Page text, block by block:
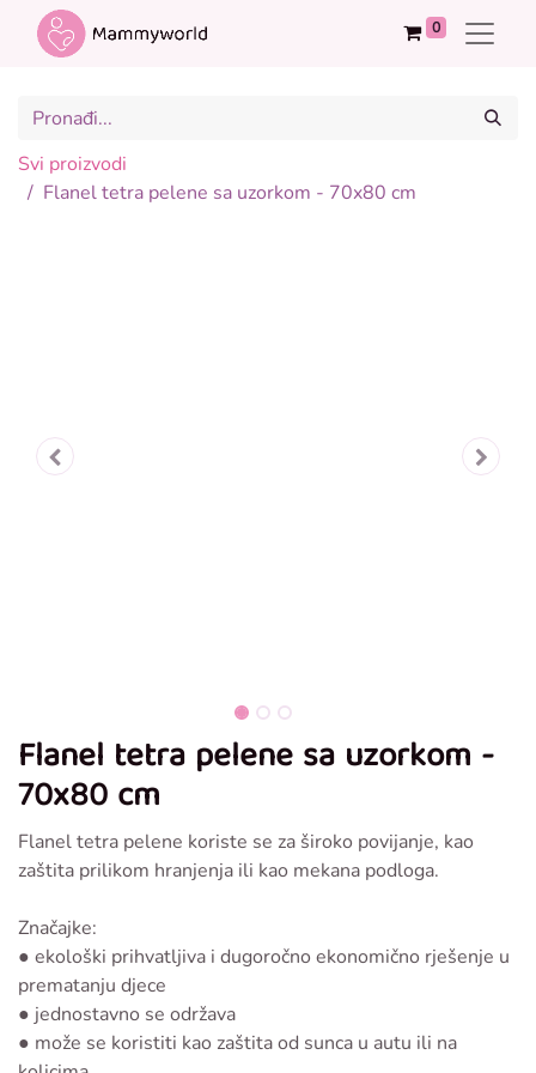
0
Svi proizvodi
Flanel tetra pelene sa uzorkom - 70x80 cm
Flanel tetra pelene sa uzorkom -
70x80 cm
Flanel tetra pelene koriste se za široko povijanje, kao
zaštita prilikom hranjenja ili kao mekana podloga.
Značajke:
● ekološki prihvatljiva i dugoročno ekonomično rješenje u
prematanju djece
● jednostavno se održava
● može se koristiti kao zaštita od sunca u autu ili na